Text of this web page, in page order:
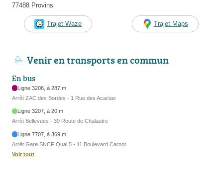
77488 Provins
Trajet Waze Trajet Maps
Venir en transports en commun
En bus
Ligne 3208, à 287 m
Arrêt ZAC des Bordes - 1 Rue des Acacias
Ligne 3207, à 20 m
Arrêt Bellevues - 39 Route de Chalautre
Ligne 7707, à 369 m
Arrêt Gare SNCF Quai 5 - 11 Boulevard Carnot
Voir tout